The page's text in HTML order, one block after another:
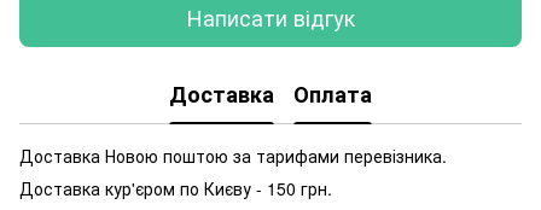
Написати відгук
Доставка Оплата
Доставка Новою поштою за тарифами перевізника.
Доставка кур'єром по Києву - 150 грн.